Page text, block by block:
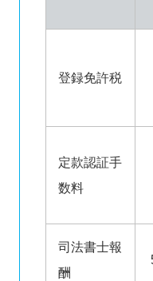
登録免許税
定款認証手
数料
司法書士報
酬